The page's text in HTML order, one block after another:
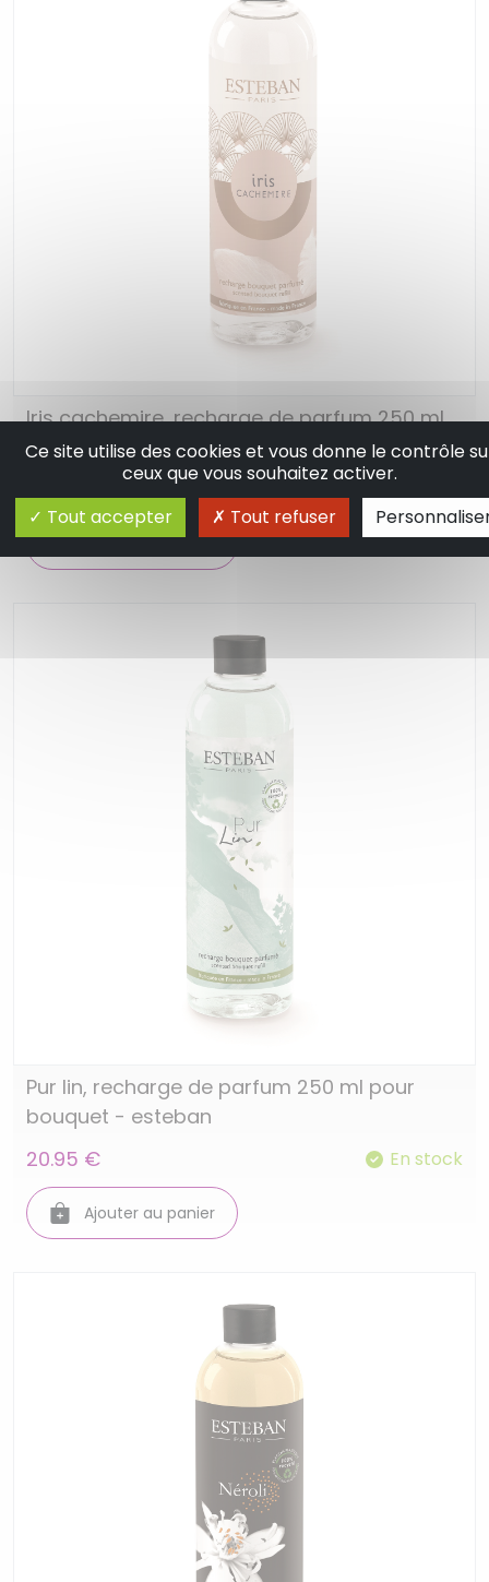
Iris cachemire, recharge de parfum 250 ml
pour bouquet - esteban
Ajouter au panier
Pur lin, recharge de parfum 250 ml pour
bouquet - esteban
20.95 €
En stock
Ajouter au panier
Ce site utilise des cookies et vous donne le contrôle
ceux que vous souhaitez activer.
Tout accepter
Tout refuser